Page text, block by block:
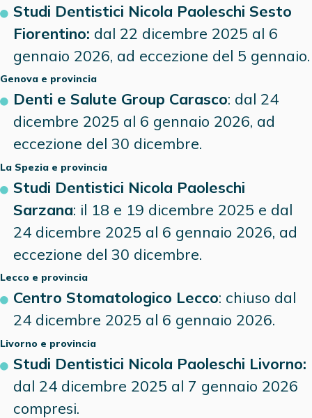
Studi Dentistici Nicola Paoleschi Sesto
Fiorentino: dal 22 dicembre 2025 al 6
gennaio 2026, ad eccezione del 5 gennaio.
Genova e provincia
Denti e Salute Group Carasco: dal 24
dicembre 2025 al 6 gennaio 2026, ad
eccezione del 30 dicembre.
La Spezia e provincia
Studi Dentistici Nicola Paoleschi
Sarzana: il 18 e 19 dicembre 2025 e dal
24 dicembre 2025 al 6 gennaio 2026, ad
eccezione del 30 dicembre.
Lecco e provincia
Centro Stomatologico Lecco: chiuso dal
24 dicembre 2025 al 6 gennaio 2026.
Livorno e provincia
Studi Dentistici Nicola Paoleschi Livorno:
dal 24 dicembre 2025 al 7 gennaio 2026
compresi.